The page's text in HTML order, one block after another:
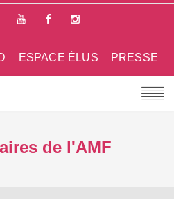
PRESSE
ESPACE ÉLUS
de l'AMF